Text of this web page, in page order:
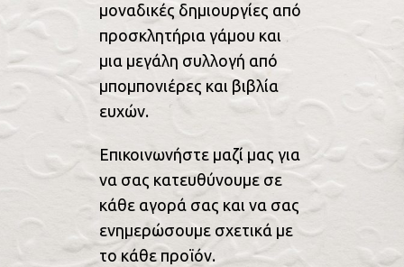
μοναδικές δημιουργίες από
προσκλητήρια γάμου και
μια μεγάλη συλλογή από
μπομπονιέρες και βιβλία
ευχών.
Επικοινωνήστε μαζί μας για
να σας κατευθύνουμε σε
κάθε αγορά σας και να σας
ενημερώσουμε σχετικά με
το κάθε προϊόν.